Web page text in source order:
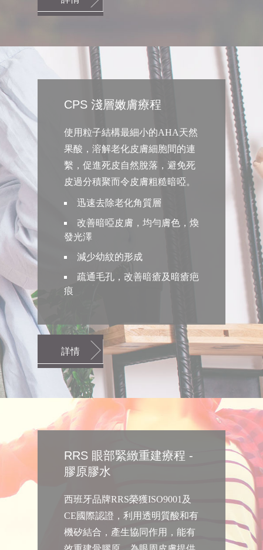
CPS 淺層嫩膚療程
使用粒子結構最細小的AHA天然
果酸，溶解老化皮膚細胞間的連
繫，促進死皮自然脫落，避免死
皮過分積聚而令皮膚粗糙暗啞。
迅速去除老化角質層
改善暗啞皮膚，均勻膚色，煥
發光澤
減少幼紋的形成
疏通毛孔，改善暗瘡及暗瘡疤
痕
詳情
RRS 眼部緊緻重建療程 -
膠原膠水
西班牙品牌RRS榮獲ISO9001及
CE國際認證，利用透明質酸和有
機矽結合，產生協同作用，能有